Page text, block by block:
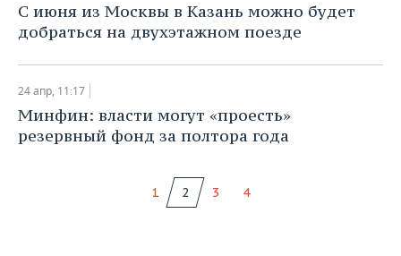
​С июня из Москвы в Казань можно будет
добраться на двухэтажном поезде
24 апр, 11:17
​Минфин: власти могут «проесть»
резервный фонд за полтора года
1 2 3 4